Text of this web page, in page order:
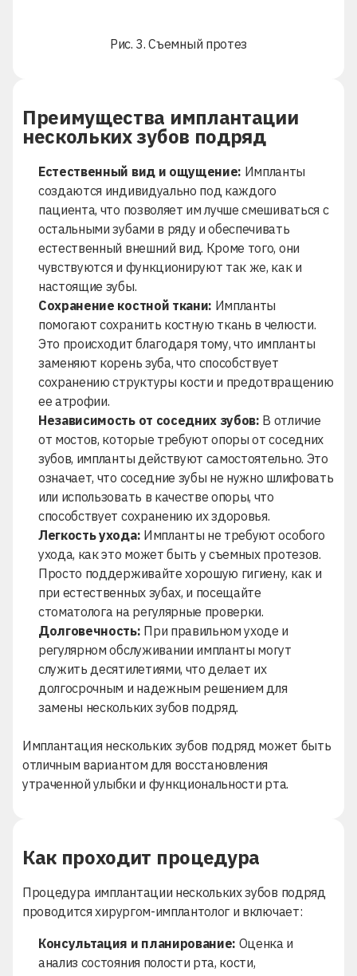
Рис. 3. Съемный протез
Преимущества имплантации
нескольких зубов подряд
Естественный вид и ощущение: Импланты
создаются индивидуально под каждого
пациента, что позволяет им лучше смешиваться с
остальными зубами в ряду и обеспечивать
естественный внешний вид. Кроме того, они
чувствуются и функционируют так же, как и
настоящие зубы.
Сохранение костной ткани: Импланты
помогают сохранить костную ткань в челюсти.
Это происходит благодаря тому, что импланты
заменяют корень зуба, что способствует
сохранению структуры кости и предотвращению
ее атрофии.
Независимость от соседних зубов: В отличие
от мостов, которые требуют опоры от соседних
зубов, импланты действуют самостоятельно. Это
означает, что соседние зубы не нужно шлифовать
или использовать в качестве опоры, что
способствует сохранению их здоровья.
Легкость ухода: Импланты не требуют особого
ухода, как это может быть у съемных протезов.
Просто поддерживайте хорошую гигиену, как и
при естественных зубах, и посещайте
стоматолога на регулярные проверки.
Долговечность: При правильном уходе и
регулярном обслуживании импланты могут
служить десятилетиями, что делает их
долгосрочным и надежным решением для
замены нескольких зубов подряд.
Имплантация нескольких зубов подряд может быть
отличным вариантом для восстановления
утраченной улыбки и функциональности рта.
Как проходит процедура
Процедура имплантации нескольких зубов подряд
проводится хирургом-имплантолог и включает:
Консультация и планирование: Оценка и
анализ состояния полости рта, кости,